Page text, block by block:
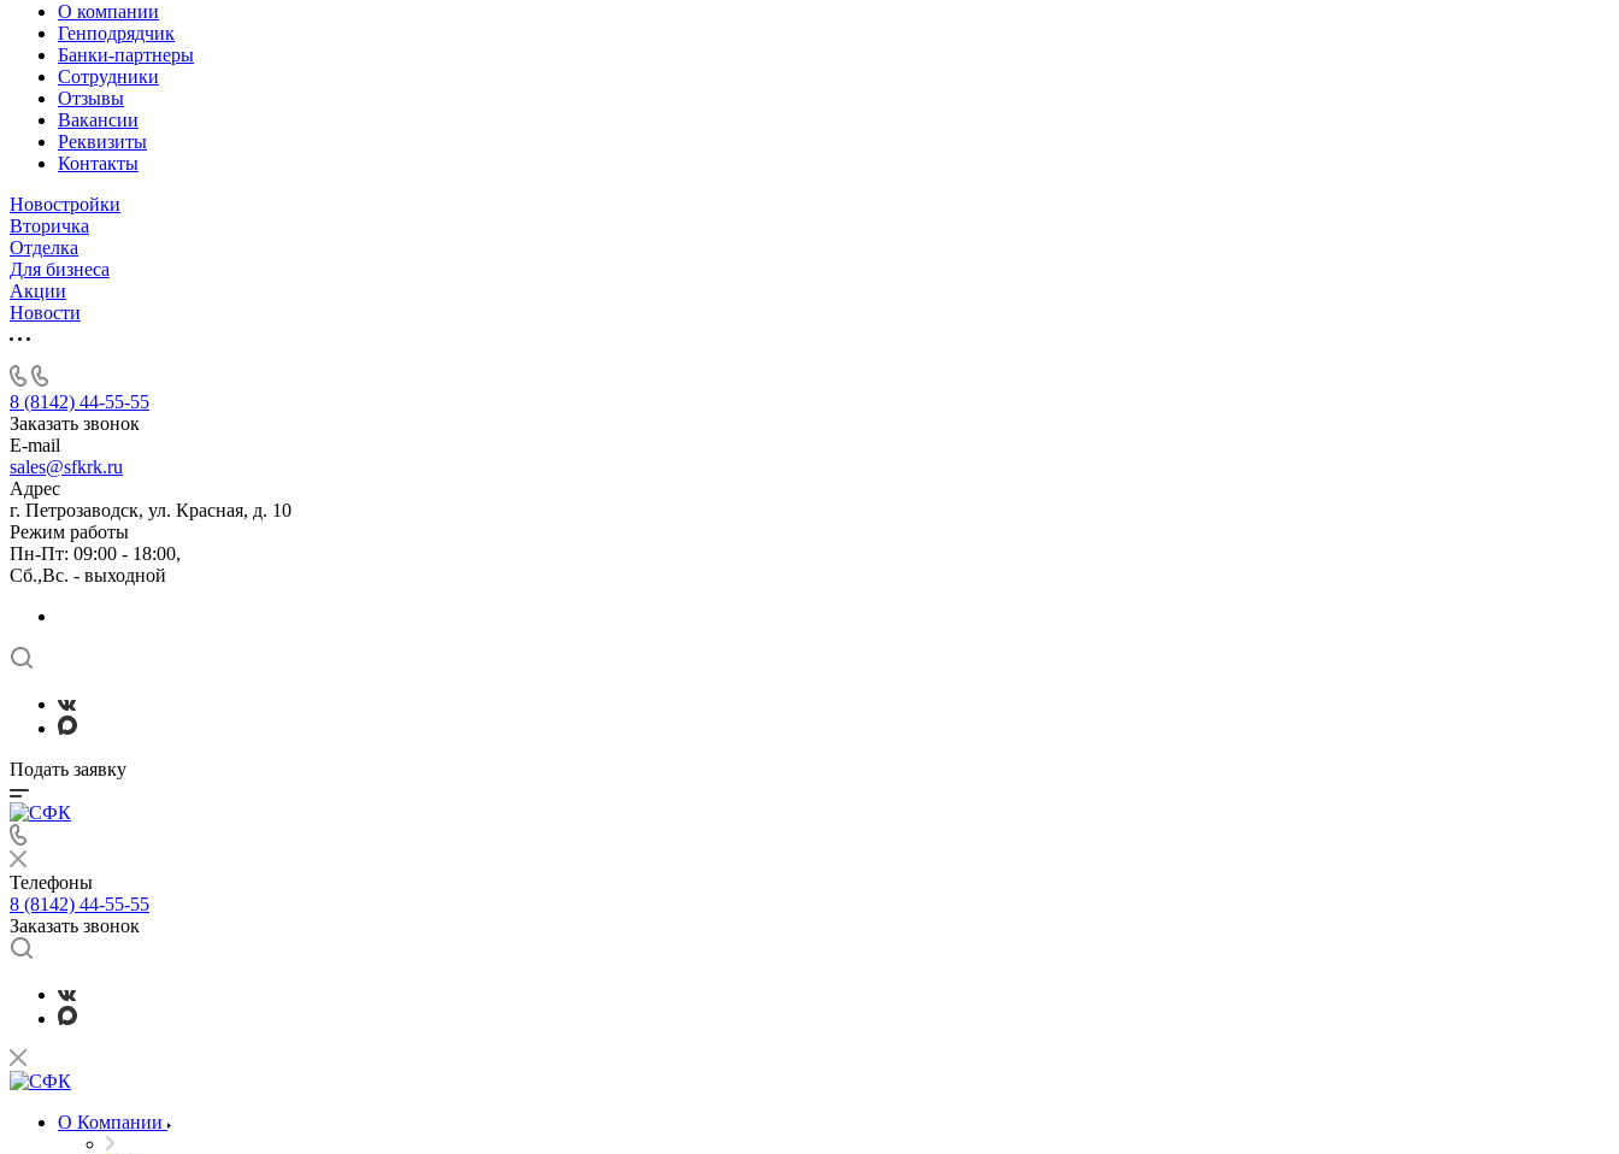
О компании
Генподрядчик
Банки-партнеры
Сотрудники
Отзывы
Вакансии
Реквизиты
Контакты
Новостройки
Вторичка
Отделка
Для бизнеса
Акции
Новости
8 (8142) 44-55-55
Заказать звонок
E-mail
sales@sfkrk.ru
Адрес
г. Петрозаводск, ул. Красная, д. 10
Режим работы
Пн-Пт: 09:00 - 18:00,
Сб.,Вс. - выходной
Подать заявку
Телефоны
8 (8142) 44-55-55
Заказать звонок
О Компании